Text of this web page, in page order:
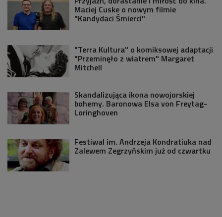
Maciej Cuske o nowym filmie
"Kandydaci Śmierci"
"Terra Kultura" o komiksowej adaptacji
"Przeminęło z wiatrem" Margaret
Mitchell
Skandalizująca ikona nowojorskiej
bohemy. Baronowa Elsa von Freytag-
Loringhoven
Festiwal im. Andrzeja Kondratiuka nad
Zalewem Zegrzyńskim już od czwartku